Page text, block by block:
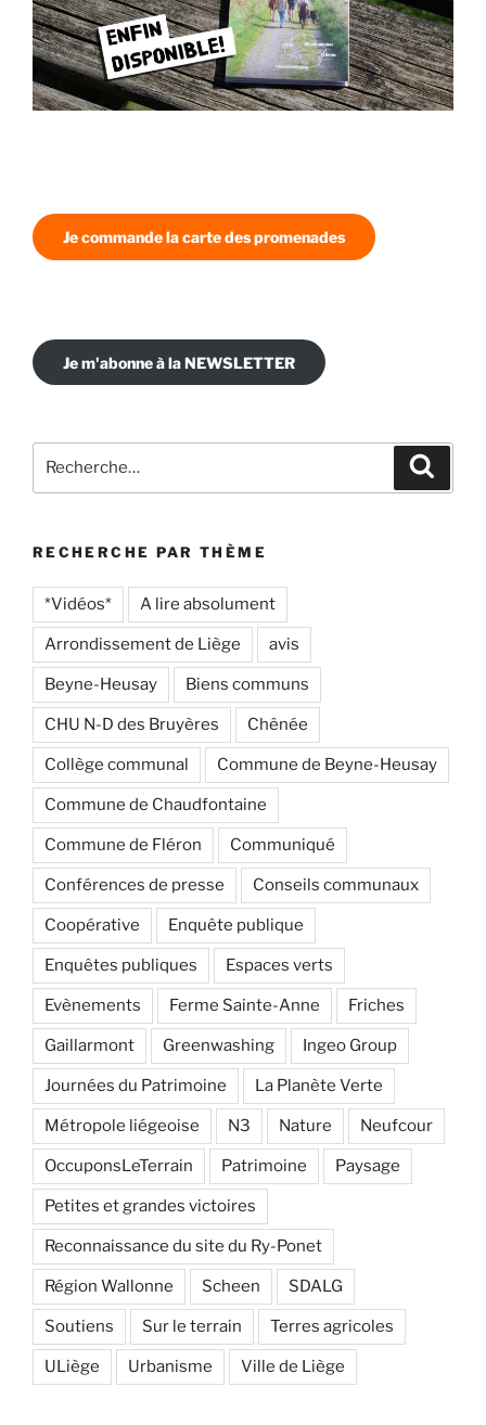
Je commande la carte des promenades
Je m'abonne à la NEWSLETTER
pour
RECHERCHE PAR THÈME
*Vidéos* A lire absolument
Arrondissement de Liège avis
Beyne-Heusay Biens communs
CHU N-D des Bruyères Chênée
Collège communal Commune de Beyne-Heusay
Commune de Chaudfontaine
Commune de Fléron Communiqué
Conférences de presse Conseils communaux
Coopérative Enquête publique
Enquêtes publiques Espaces verts
Evènements Ferme Sainte-Anne Friches
Gaillarmont Greenwashing Ingeo Group
Journées du Patrimoine La Planète Verte
Métropole liégeoise N3 Nature Neufcour
OccuponsLeTerrain Patrimoine Paysage
Petites et grandes victoires
Reconnaissance du site du Ry-Ponet
Région Wallonne Scheen SDALG
Soutiens Sur le terrain Terres agricoles
ULiège Urbanisme Ville de Liège